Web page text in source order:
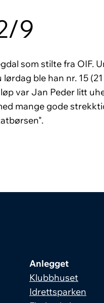
9
som stilte fra OIF.
ble han nr. 15
var Jan Peder litt
mange gode
Anlegget
Klubbhuset
Idrettsparken